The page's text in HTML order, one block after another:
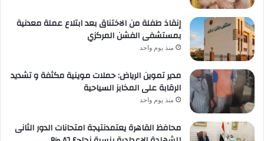
إنقاذ طفلة من الاختناق بعد ابتلاع عملة معدنية
بمستشفى الفشن المركزي
منذ يوم واحد
مدير تموين الرياض: حملات موينية مكثفة و تشديد
الرقابة على المخابز السياحية
منذ يوم واحد
محافظ القاهرة يعتمدنتيجة امتحانات الدور الثانى